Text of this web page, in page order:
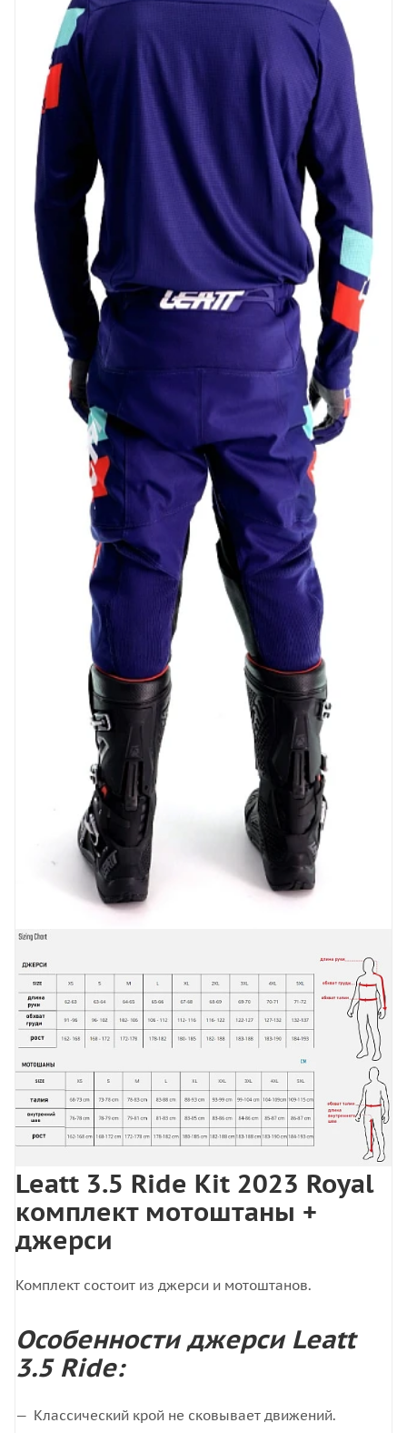
Leatt 3.5 Ride Kit 2023 Royal
комплект мотоштаны +
джерси
Комплект состоит из джерси и мотоштанов.
Особенности джерси Leatt
3.5 Ride:
Классический крой не сковывает движений.